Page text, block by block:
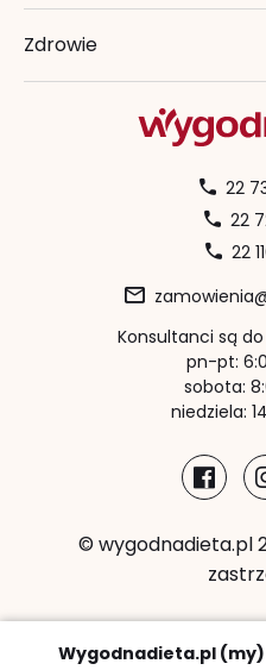
Zdrowie
22
22
22
Konsultanci są
pn-pt:
sobota:
niedziela:
© wygodnadieta.pl
Metody
Wygodnadieta.pl